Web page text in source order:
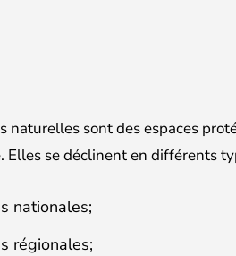
naturelles sont des espaces
Elles se déclinent en différents
nationales;
régionales;